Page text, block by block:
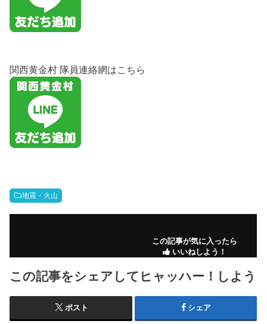
関西黄金村 隊員連絡網はこちら
地震・火山
この記事が気に入ったら
いいねしよう！
この記事をシェアしてヒャッハー！しよう
ポスト シェア